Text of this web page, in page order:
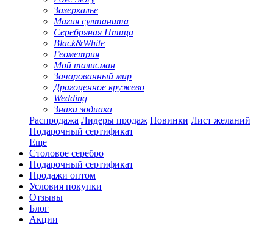
Зазеркалье
Магия султанита
Серебряная Птица
Black&White
Геометрия
Мой талисман
Зачарованный мир
Драгоценное кружево
Wedding
Знаки зодиака
Распродажа Лидеры продаж Новинки Лист желаний
Подарочный сертификат
Еще
Столовое серебро
Подарочный сертификат
Продажи оптом
Условия покупки
Отзывы
Блог
Акции